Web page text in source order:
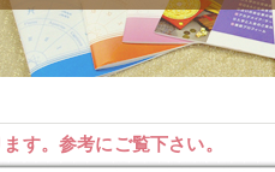
す。参考にご覧下さい。